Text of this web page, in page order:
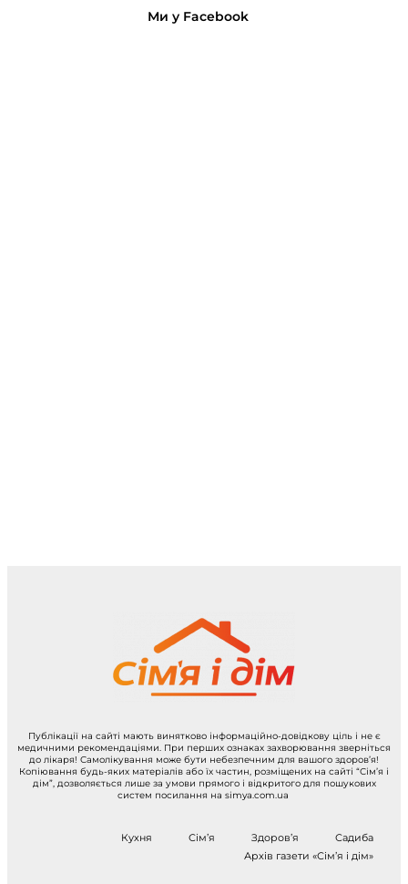
Ми у Facebook
Публікації на сайті мають винятково інформаційно-довідкову ціль і не є
медичними рекомендаціями. При перших ознаках захворювання зверніться
до лікаря! Самолікування може бути небезпечним для вашого здоров’я!
Копіювання будь-яких матеріалів або їх частин, розміщених на сайті “Сім’я і
дім”, дозволяється лише за умови прямого і відкритого для пошукових
систем посилання на simya.com.ua
Кухня Сім’я Здоров’я
Садиба
Архів газети «Сім’я і дім»